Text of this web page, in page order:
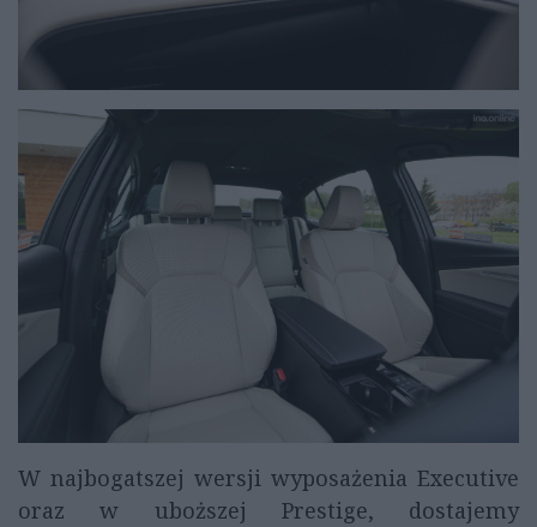
W najbogatszej wersji wyposażenia Executive
oraz w uboższej Prestige, dostajemy